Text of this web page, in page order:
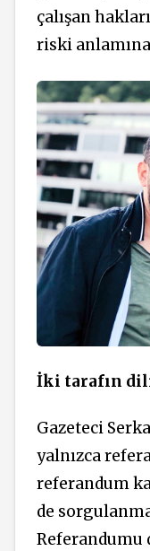
çalışan
riski
İki tarafın
Gazeteci
yalnızca
referandum
de